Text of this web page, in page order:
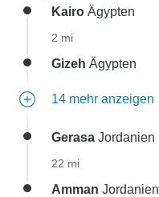
Kairo Ägypten
2 mi
Gizeh Ägypten
14 mehr anzeigen
Gerasa Jordanien
22 mi
Amman Jordanien